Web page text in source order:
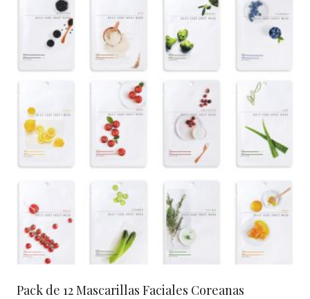
Pack de 12 Mascarillas Faciales Coreanas